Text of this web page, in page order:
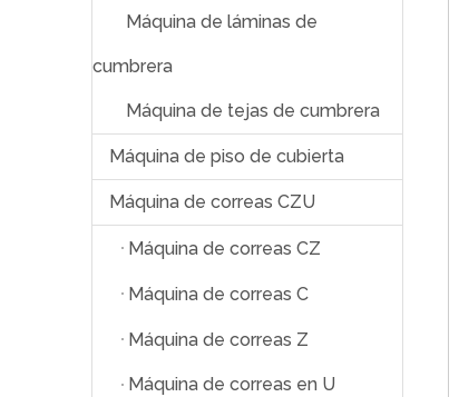
Máquina de láminas de
cumbrera
Máquina de tejas de cumbrera
Máquina de piso de cubierta
Máquina de correas CZU
Máquina de correas CZ
Máquina de correas C
Máquina de correas Z
Máquina de correas en U